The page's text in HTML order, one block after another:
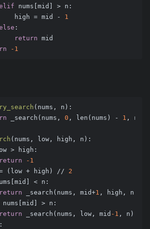
nums[mid] > n:
high = mid -
1
:
return mid
-1
(nums, n) :
_search(nums, 0 , len(nums) - 1 , n)
(nums, low, high, n) :
> high:
return
-1
(low + high) //
2
< n:
return _search(nums, mid+1 , high, n)
nums[mid] > n:
return _search(nums, low, mid -1 , n)
: